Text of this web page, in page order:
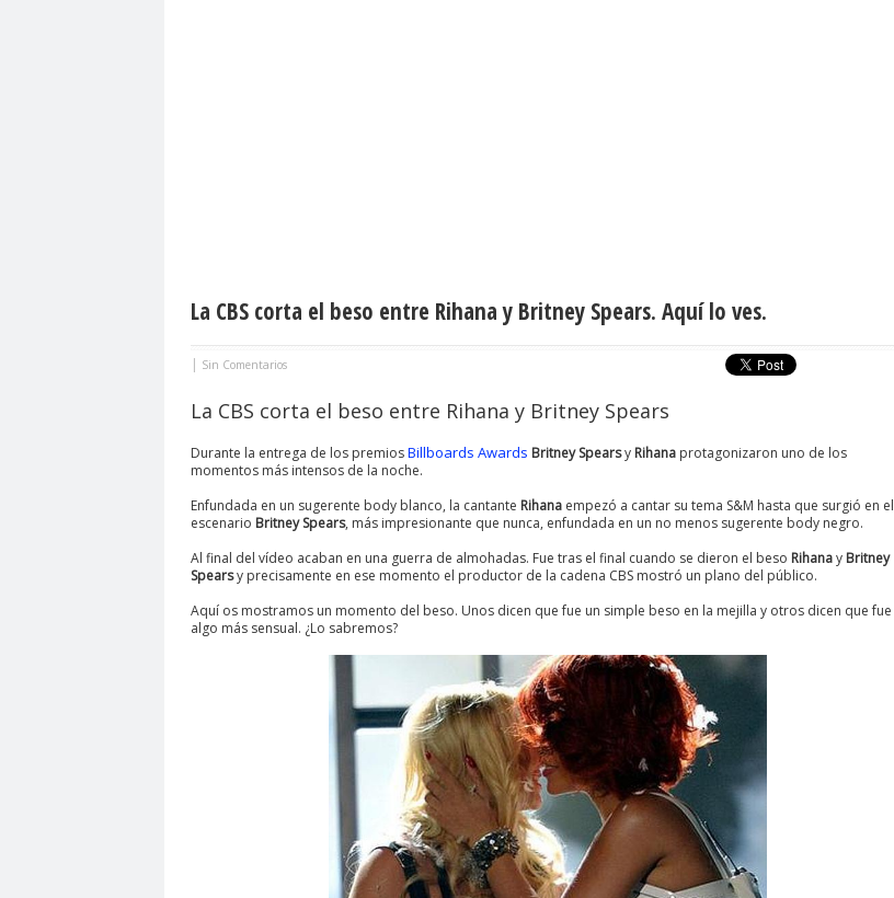
La CBS corta el beso entre Rihana y Britney Spears. Aquí lo ves.
| Sin Comentarios
La CBS corta el beso entre Rihana y Britney Spears
Durante la entrega de los premiosBillboards Awards Britney Spearsy Rihanaprotagonizaron uno de los
momentos más intensos de la noche.
Enfundada en un sugerente body blanco, la cantante Rihanaempezó a cantar su tema S&M hasta que surgió en el
escenario Britney Spears, más impresionante que nunca, enfundada en un no menos sugerente body negro.
Al final del vídeo acaban en una guerra de almohadas. Fue tras el final cuando se dieron el beso Rihanay Britney
Spearsy precisamente en ese momento el productor de la cadena CBS mostró un plano del público.
Aquí os mostramos un momento del beso. Unos dicen que fue un simple beso en la mejilla y otros dicen que fue
algo más sensual. ¿Lo sabremos?